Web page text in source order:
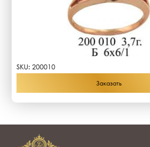
SKU: 200010
Заказать